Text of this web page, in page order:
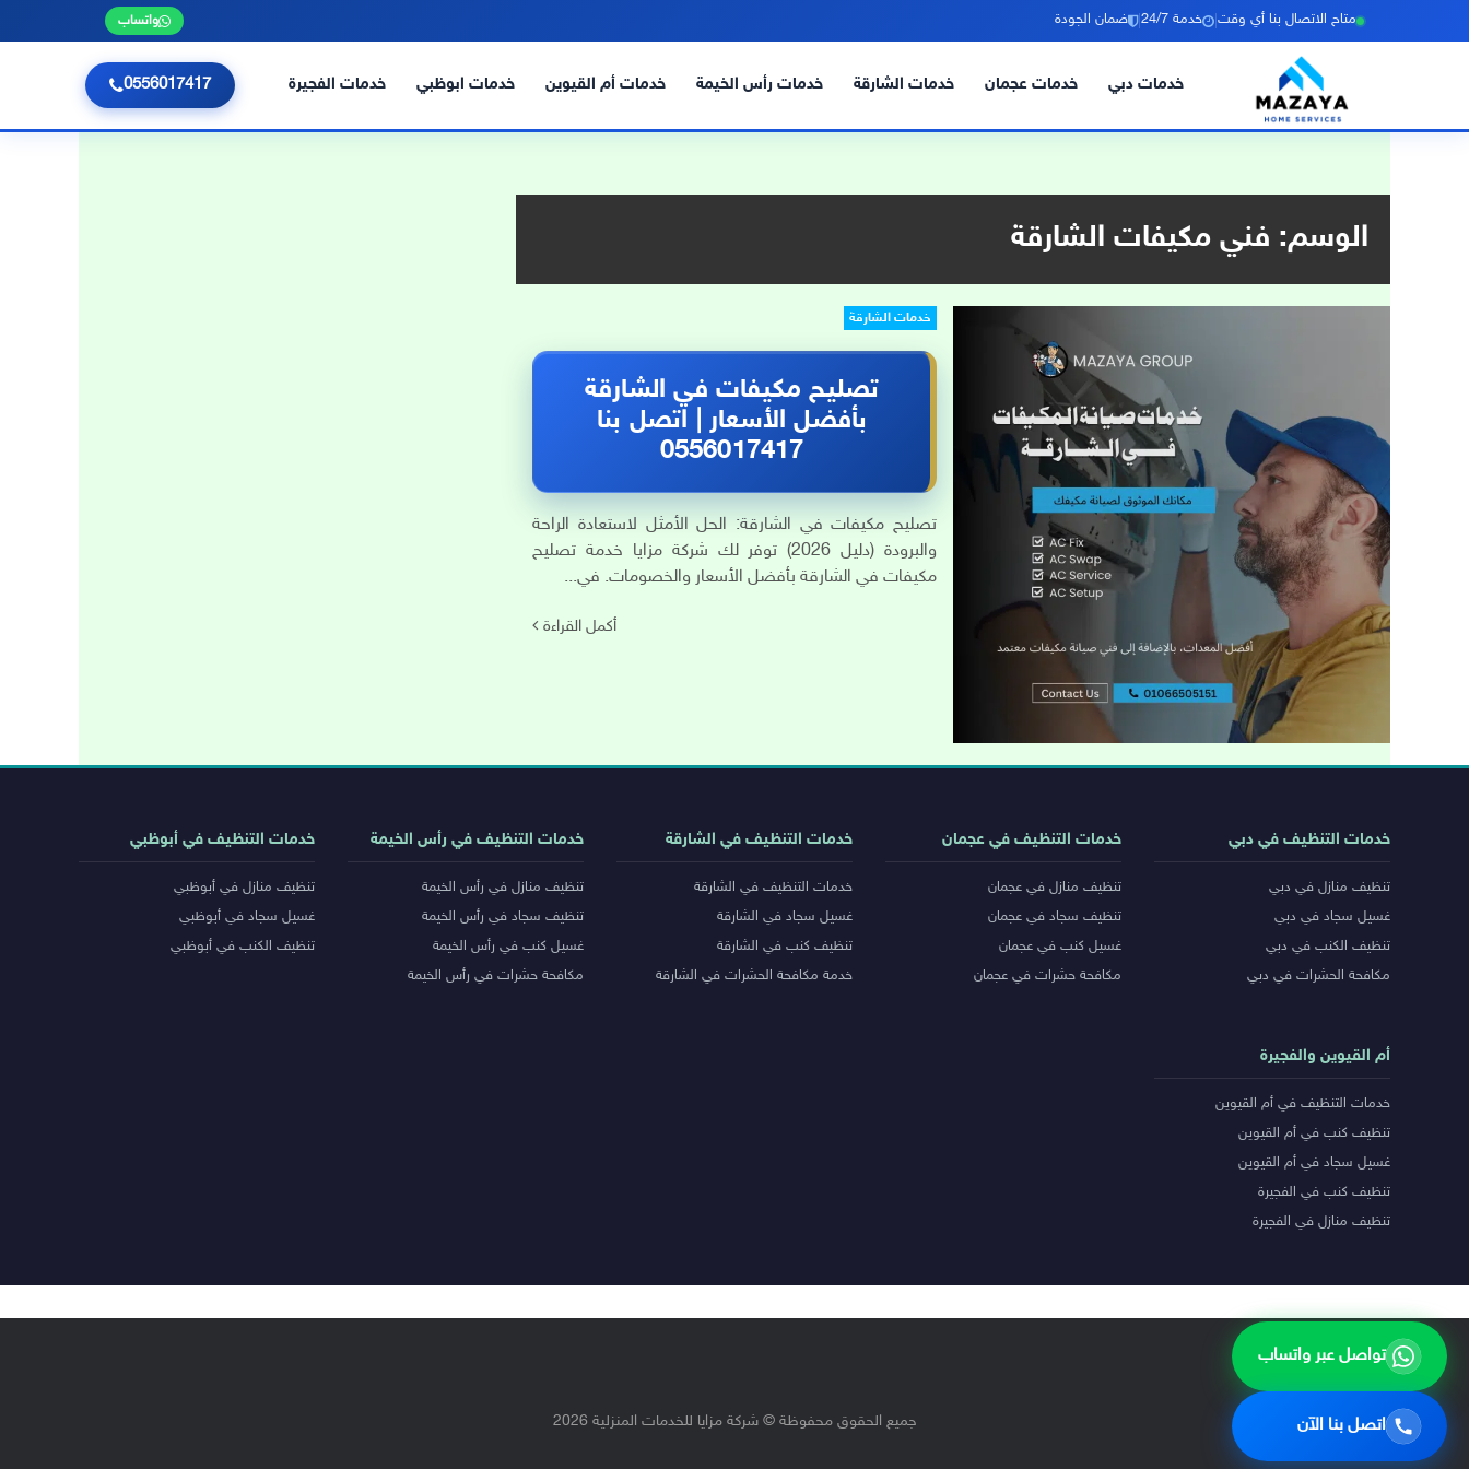
متاح الاتصال بنا أي وقت خدمة 24/7 | ضمان الجودة واتساب
خدمات دبي خدمات عجمان خدمات الشارقة خدمات رأس الخيمة خدمات أم القيوين خدمات ابوظبي خدمات الفجيرة 0556017417
الوسم: فني مكيفات الشارقة
خدمات الشارقة
تصليح مكيفات في الشارقة
بأفضل الأسعار | اتصل بنا
0556017417
تصليح مكيفات في الشارقة: الحل الأمثل لاستعادة الراحة
والبرودة (دليل 2026) توفر لك شركة مزايا خدمة تصليح
مكيفات في الشارقة بأفضل الأسعار والخصومات. في...
أكمل القراءة
روابط
المدن
خدمات التنظيف في دبي
تنظيف منازل في دبي
غسيل سجاد في دبي
تنظيف الكنب في دبي
مكافحة الحشرات في دبي
خدمات التنظيف في عجمان
تنظيف منازل في عجمان
تنظيف سجاد في عجمان
غسيل كنب في عجمان
مكافحة حشرات في عجمان
خدمات التنظيف في الشارقة
خدمات التنظيف في الشارقة
غسيل سجاد في الشارقة
تنظيف كنب في الشارقة
خدمة مكافحة الحشرات في الشارقة
خدمات التنظيف في رأس الخيمة
تنظيف منازل في رأس الخيمة
تنظيف سجاد في رأس الخيمة
غسيل كنب في رأس الخيمة
مكافحة حشرات في رأس الخيمة
خدمات التنظيف في أبوظبي
تنظيف منازل في أبوظبي
غسيل سجاد في أبوظبي
تنظيف الكنب في أبوظبي
أم القيوين والفجيرة
خدمات التنظيف في أم القيوين
تنظيف كنب في أم القيوين
غسيل سجاد في أم القيوين
تنظيف كنب في الفجيرة
تنظيف منازل في الفجيرة
جميع الحقوق محفوظة © شركة مزايا للخدمات المنزلية 2026
تواصل عبر واتساب
اتصل بنا الآن